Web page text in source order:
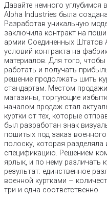
Давайте немного углубимся
Alpha Industries была
Разработав уникальную
заключила контракт на
армии Соединенных Штатов
условий контракта на
материалов. Для того,
работать и получать
решение продолжать шить
стандартам. Местом
магазины, торгующие
началом продаж стал
куртки от тех, которые
был разработан знак
пошитых под заказ
полоску, которая
спецификацию. Решением
ярлык, и по нему различать
результат: единственное
военной куртками –
три и одна соответственно.